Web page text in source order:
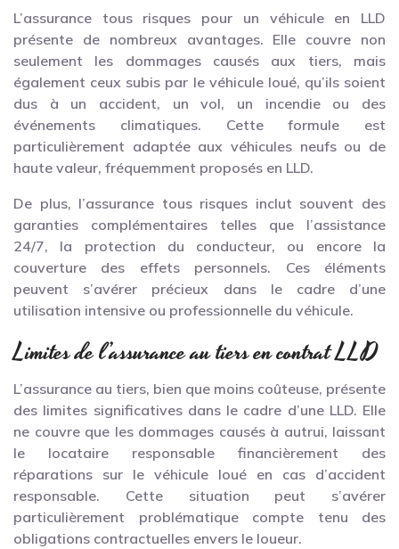
L’assurance tous risques pour un véhicule en LLD
présente de nombreux avantages. Elle couvre non
seulement les dommages causés aux tiers, mais
également ceux subis par le véhicule loué, qu’ils soient
dus à un accident, un vol, un incendie ou des
événements climatiques. Cette formule est
particulièrement adaptée aux véhicules neufs ou de
haute valeur, fréquemment proposés en LLD.
De plus, l’assurance tous risques inclut souvent des
garanties complémentaires telles que l’assistance
24/7, la protection du conducteur, ou encore la
couverture des effets personnels. Ces éléments
peuvent s’avérer précieux dans le cadre d’une
utilisation intensive ou professionnelle du véhicule.
Limites de l’assurance au tiers en contrat LLD
L’assurance au tiers, bien que moins coûteuse, présente
des limites significatives dans le cadre d’une LLD. Elle
ne couvre que les dommages causés à autrui, laissant
le locataire responsable financièrement des
réparations sur le véhicule loué en cas d’accident
responsable. Cette situation peut s’avérer
particulièrement problématique compte tenu des
obligations contractuelles envers le loueur.